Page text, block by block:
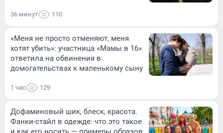
36 минут 110
«Меня не просто отменяют, меня
хотят убить»: участница «Мамы в 16»
ответила на обвинения в
домогательствах к маленькому сыну
1 час 129
Дофаминовый шик, блеск, красота.
Фанки-стайл в одежде: что это такое